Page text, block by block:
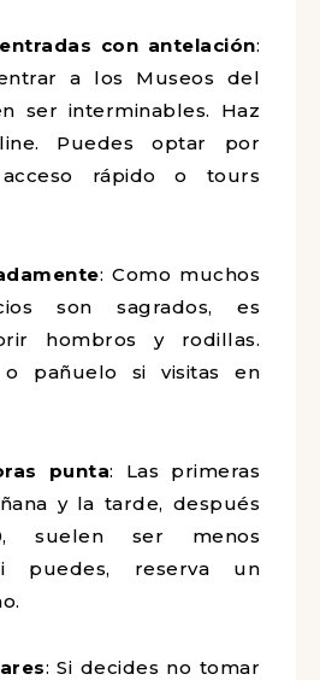
con antelación:
a los Museos del
ser interminables. Haz
Puedes optar por
rápido o tours
: Como muchos
son sagrados, es
hombros y rodillas.
pañuelo si visitas en
punta: Las primeras
y la tarde, después
suelen ser menos
puedes, reserva un
: Si decides no tomar